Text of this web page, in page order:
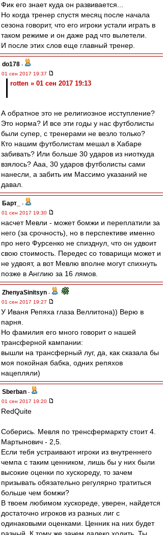
Фик его знает куда он развивается...
Но когда тренер спустя месяц после начала
сезона говорит, что его игроки устали играть в
таком режиме и он даже рад что вылетели.
И после этих слов еще главный тренер.
do178 -
01 сен 2017 19:37
rotten » 01 сен 2017 19:13
А обратное это не религиозное исступление?
Это норма? И все эти годы у нас футболисты
были супер, с тренерами не везло только?
Кто нашим футболистам мешал в Хабаре
забивать? Или больше 30 ударов из ниоткуда
взялось? Ааа, 30 ударов футболисты сами
нанесли, а забить им Массимо указаний не
давал.
Барт_
-
01 сен 2017 19:30
насчет Мевли - может бомжи и переплатили за
него (за срочность), но в перспективе именно
про него Фурсенко не спизднул, что он удвоит
свою стоимость. Передес со товарищи может и
не удвоят, а вот Мевлю вполне могут спихнуть
позже в Англию за 16 лямов.
ZhenyaSinitsyn -
01 сен 2017 19:27
У Иваня Репяха глаза Веллитона)) Верю в
парня.
Но фамилия его много говорит о нашей
трансферной кампании:
вышли на трансферный луг, да, как сказала бы
моя покойная бабка, одних репяхов
нацепляли)
Sberban -
01 сен 2017 19:20
RedQuite
Соберись. Мевля по тренсфермаркту стоит 4.
Мартынович - 2,5.
Если тебя устраивают игроки из внутреннего
чемпа с таким ценником, лишь бы у них были
высокие оценки по хускореду, то зачем
призывать обязательно регулярно тратиться
больше чем бомжи?
В твоем любимом хускореде, уверен, найдется
достаточно игроков из разных лиг с
одинаковыми оценками. Ценник на них будет